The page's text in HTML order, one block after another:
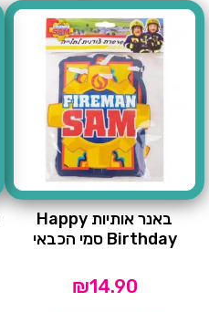
באנר אותיות Happy
Birthday סמי הכבאי
₪14.90